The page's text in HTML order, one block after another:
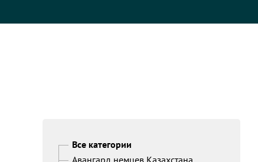
Все категории
Авангард немцев Казахстана